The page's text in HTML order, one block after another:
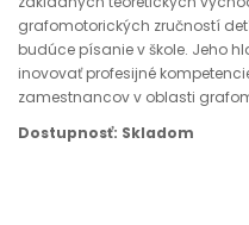
grafomotorických zručností
budúce písanie v škole. Jeho
inovovať profesijné
zamestnancov v oblasti
Dostupnosť: Skladom